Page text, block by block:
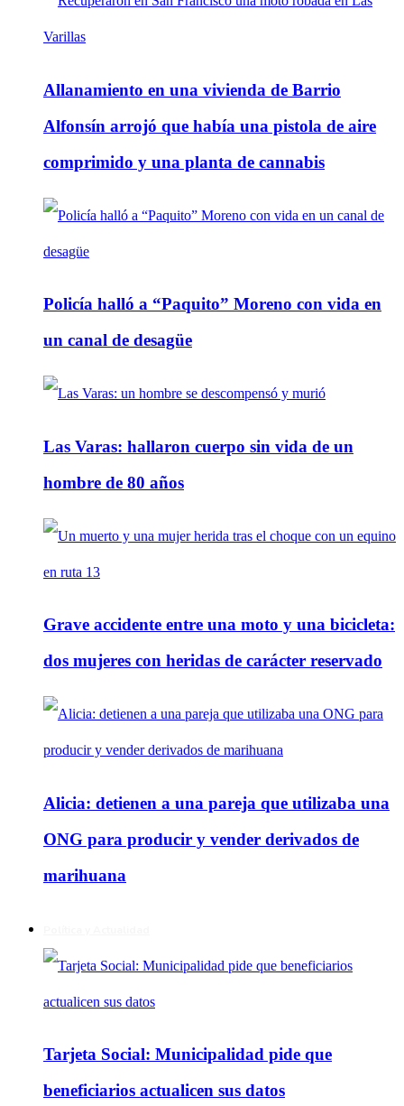
Allanamiento en una vivienda de Barrio
Alfonsín arrojó que había una pistola de aire
comprimido y una planta de cannabis
Policía halló a “Paquito” Moreno con vida en
un canal de desagüe
Las Varas: hallaron cuerpo sin vida de un
hombre de 80 años
Grave accidente entre una moto y una bicicleta:
dos mujeres con heridas de carácter reservado
Alicia: detienen a una pareja que utilizaba una
ONG para producir y vender derivados de
marihuana
Tarjeta Social: Municipalidad pide que
beneficiarios actualicen sus datos